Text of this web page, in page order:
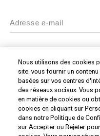
DÉCOUVRIR
Notre Histoire
Les Ingrédients
Blue Heart
SERVICE CLIENT
Nous utilisons des cookies
site, vous fournir un
basées sur vos centres
des réseaux sociaux. Vous
en matière de cookies ou
cookies en cliquant sur
dans notre Politique de
sur Accepter ou Rejeter